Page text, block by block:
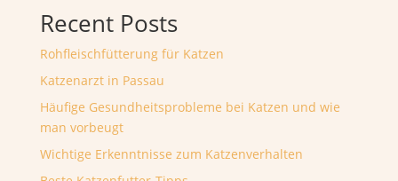
Recent Posts
Rohfleischfütterung für Katzen
Katzenarzt in Passau
Häufige Gesundheitsprobleme bei Katzen und wie
man vorbeugt
Wichtige Erkenntnisse zum Katzenverhalten